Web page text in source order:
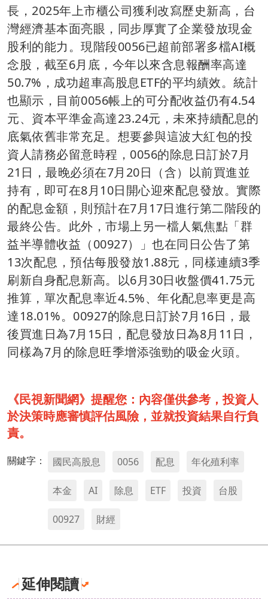
長，2025年上市櫃公司獲利改寫歷史新高，台
灣經濟基本面亮眼，同步厚實了企業發放現金
股利的能力。現階段0056已超前部署多檔AI概
念股，截至6月底，今年以來含息報酬率高達
50.7%，成功超車高股息ETF的平均績效。統計
也顯示，目前0056帳上的可分配收益仍有4.54
元、資本平準金高達23.24元，未來持續配息的
底氣依舊非常充足。想要參與這波大紅包的投
資人請務必留意時程，0056的除息日訂於7月
21日，最晚必須在7月20日（含）以前買進並
持有，即可在8月10日開心迎來配息發放。實際
的配息金額，則預計在7月17日進行第二階段的
最終公告。此外，市場上另一檔人氣焦點「群
益半導體收益（00927）」也在同日公告了第
13次配息，預估每股發放1.88元，同樣連續3季
刷新自身配息新高。以6月30日收盤價41.75元
推算，單次配息率近4.5%、年化配息率更是高
達18.01%。00927的除息日訂於7月16日，最
後買進日為7月15日，配息發放日為8月11日，
同樣為7月的除息旺季增添強勁的吸金火頭。
《民視新聞網》提醒您：內容僅供參考，投資人
於決策時應審慎評估風險，並就投資結果自行負
責。
關鍵字： 國民高股息 0056 配息 年化殖利率
本金 AI 除息 ETF 投資 台股
00927 財經
延伸閱讀